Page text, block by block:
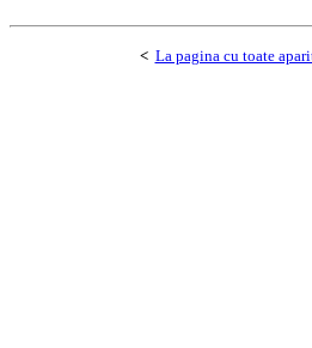
< La pagina cu toate